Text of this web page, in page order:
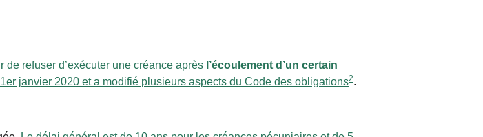
refuser d’exécuter une créance après l’écoulement d’un certain
janvier 2020 et a modifié plusieurs aspects du Code des obligations2.